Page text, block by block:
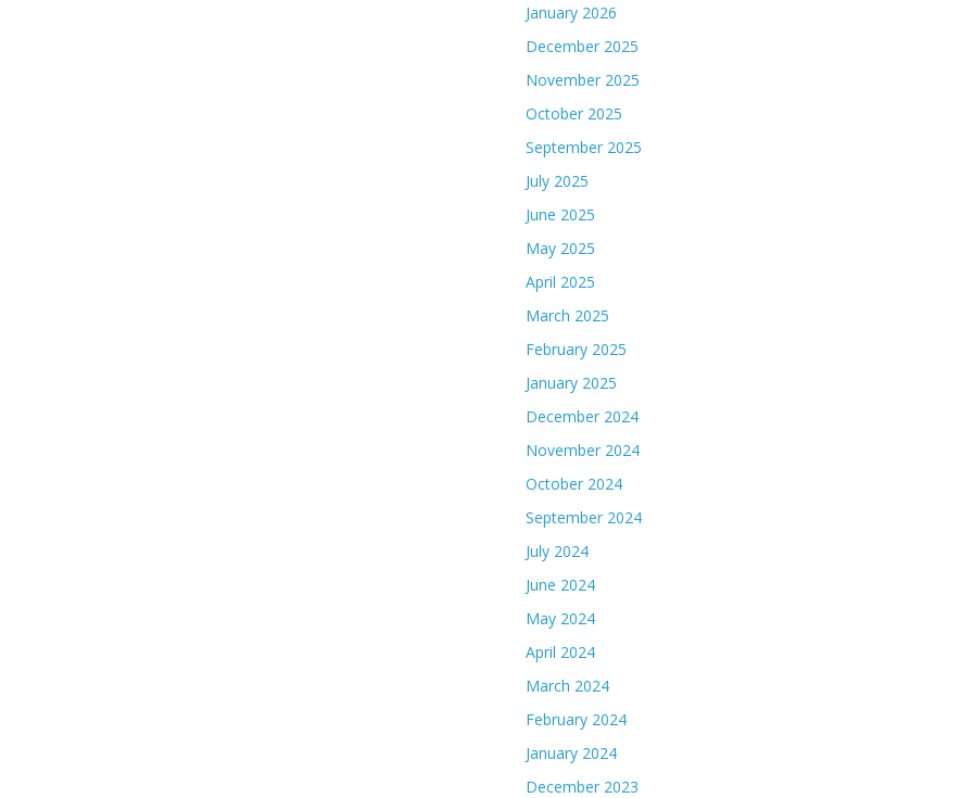
January 2026
December 2025
November 2025
October 2025
September 2025
July 2025
June 2025
May 2025
April 2025
March 2025
February 2025
January 2025
December 2024
November 2024
October 2024
September 2024
July 2024
June 2024
May 2024
April 2024
March 2024
February 2024
January 2024
December 2023